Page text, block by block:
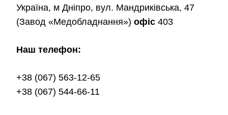
Україна, м Дніпро, вул. Мандриківська, 47
(Завод «Медобладнання») офіс 403
Наш телефон:
+38 (067) 563-12-65
+38 (067) 544-66-11